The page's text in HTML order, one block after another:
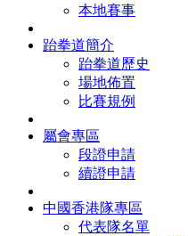
本地賽事
跆拳道簡介
跆拳道歷史
場地佈置
比賽規例
屬會專區
段證申請
續證申請
中國香港隊專區
代表隊名單